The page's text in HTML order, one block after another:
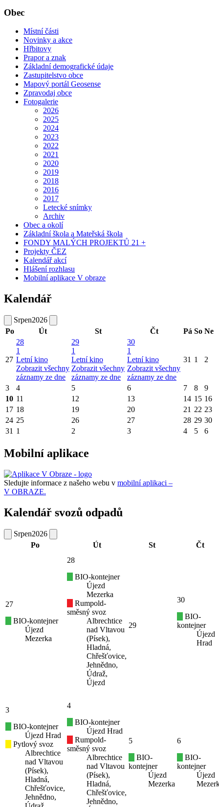
Obec
Místní části
Novinky a akce
Hřbitovy
Prapor a znak
Základní demografické údaje
Zastupitelstvo obce
Mapový portál Geosense
Zpravodaj obce
Fotogalerie
2026
2025
2024
2023
2022
2021
2020
2019
2018
2016
2017
Letecké snímky
Archiv
Obec a okolí
Základní škola a Mateřská škola
FONDY MALÝCH PROJEKTŮ 21 +
Projekty ČEZ
Kalendář akcí
Hlášení rozhlasu
Mobilní aplikace V obraze
Kalendář
Srpen2026
Po
Út St Čt Pá So Ne
27
28
1
Letní kino
Zobrazit všechny
záznamy ze dne
29
1
Letní kino
Zobrazit všechny
záznamy ze dne
30
1
Letní kino
Zobrazit všechny
záznamy ze dne
31 1 2
3 4 5 6 7 8
9
10 11 12 13 14 15 16
17 18 19 20 21 22 23
24 25 26 27 28 29 30
31 1 2 3 4 5 6
Mobilní aplikace
Sledujte informace z našeho webu v mobilní aplikaci –
V OBRAZE.
Kalendář svozů odpadů
Srpen2026
Po
Út St Čt
27
BIO-kontejner
Újezd
Mezerka
28
BIO-kontejner
Újezd
Mezerka
Rumpold-
směsný svoz
Albrechtice
nad Vltavou
(Písek),
Hladná,
Chřešťovice,
Jehnědno,
Údraž,
Újezd
29
30
BIO-
kontejner
Újezd
Hrad
3
BIO-kontejner
Újezd Hrad
Pytlový svoz
Albrechtice
nad Vltavou
(Písek),
Hladná,
Chřešťovice,
Jehnědno,
4
BIO-kontejner
Újezd Hrad
Rumpold-
směsný svoz
Albrechtice
nad Vltavou
(Písek),
Hladná,
Chřešťovice,
Jehnědno,
5
BIO-
kontejner
Újezd
Mezerka
6
BIO-
kontejner
Újezd